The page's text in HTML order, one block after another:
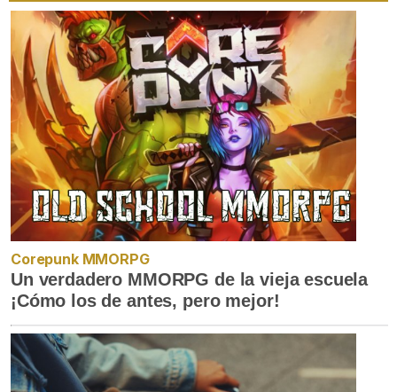
Corepunk MMORPG
Un verdadero MMORPG de la vieja escuela
¡Cómo los de antes, pero mejor!